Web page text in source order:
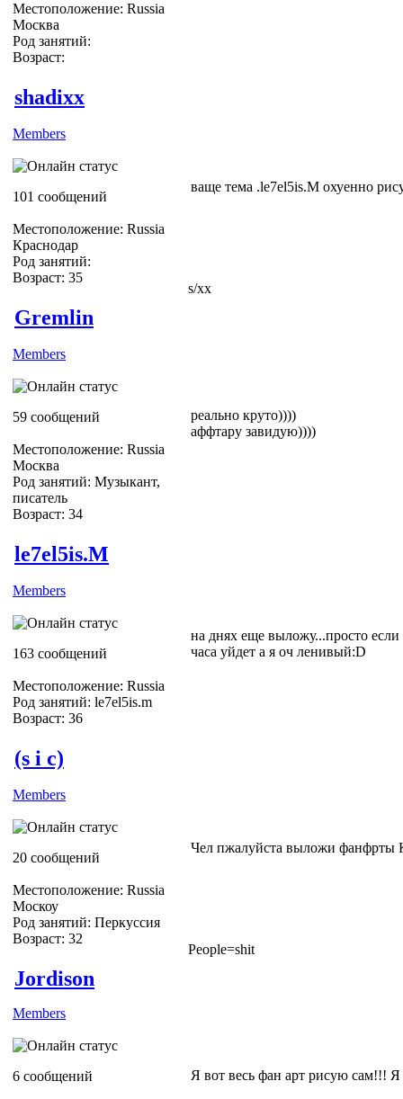
Местоположение: Russia
Москва
Род занятий:
Возраст:
shadixx
Members
101 сообщений
Местоположение: Russia
Краснодар
Род занятий:
Возраст: 35
ваще тема .le7el5is.M охуенно
s/xx
Gremlin
Members
59 сообщений
Местоположение: Russia
Москва
Род занятий: Музыкант,
писатель
Возраст: 34
реально круто))))
аффтару завидую))))
le7el5is.M
Members
163 сообщений
Местоположение: Russia
Род занятий: le7el5is.m
Возраст: 36
на днях еще выложу...просто
часа уйдет а я оч ленивый:D
(s i c)
Members
20 сообщений
Местоположение: Russia
Москоу
Род занятий: Перкуссия
Возраст: 32
Чел пжалуйста выложи фанфрты
People=shit
Jordison
Members
6 сообщений Я вот весь фан арт рисую сам!!!